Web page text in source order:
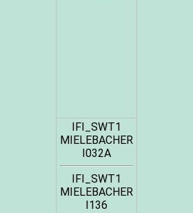
IFI_SWT1
MIELEBACHER
I032A
IFI_SWT1
MIELEBACHER
I136